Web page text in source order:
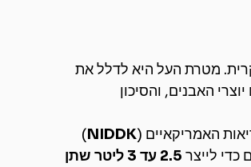
מטרת העל היא לדלל את
האבנים, והסיכון
האמריקאיים (NIDDK
)
כדי לייצר
2.5 עד 3 ליטר שתן